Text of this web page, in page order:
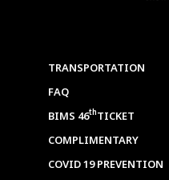
TRANSPORTATION
FAQ
BIMS 46thTICKET
COMPLIMENTARY
COVID 19 PREVENTION